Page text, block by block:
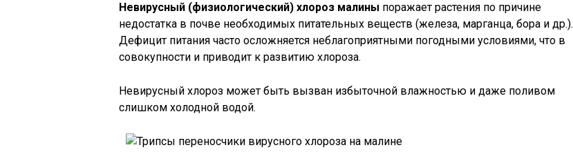
Невирусный (физиологический) хлороз малины поражает растения по причине
недостатка в почве необходимых питательных веществ (железа, марганца, бора и др.).
Дефицит питания часто осложняется неблагоприятными погодными условиями, что в
совокупности и приводит к развитию хлороза.
Невирусный хлороз может быть вызван избыточной влажностью и даже поливом
слишком холодной водой.